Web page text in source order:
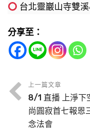
緇門崇行錄淺
緇門崇行錄淺
講 （第五十
台北靈巖山寺
緇門崇行錄淺
講 （第五十
台北靈巖山寺
他父母，就怎麼
天沒有吃東西，
有人看法師勞
孝又是什麼
古時候做徒弟
人，師父還在，
因
台北靈巖山寺雙
分享至：
上一篇文章
8/1 直播 上淨下
尚圓寂首七報恩
念法會